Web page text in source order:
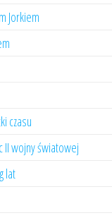
Jorkiem
czasu
II wojny światowej
lat